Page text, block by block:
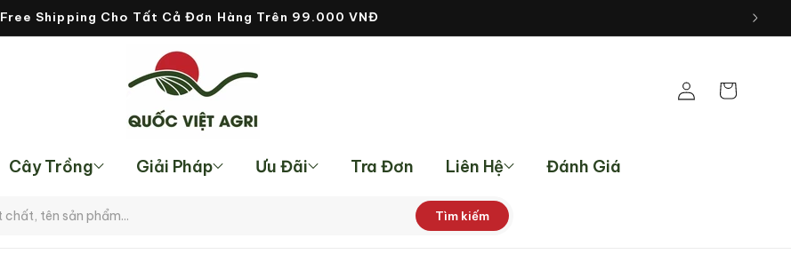
Free Shipping Cho Tất Cả Đơn Hàng Trên 99.000 VNĐ
Cây Trồng Giải Pháp Ưu Đãi Tra Đơn Liên Hệ Đánh Giá
Đăng
nhập
Giỏ
hàng
Tìm kiếm